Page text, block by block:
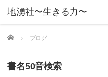
Home ブログ
書名50音検索